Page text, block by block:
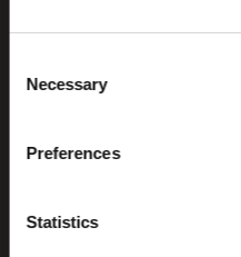
Selection
Necessary
Preferences
Statistics